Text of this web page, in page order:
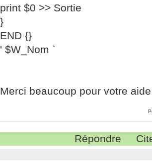
print $0 >> Sortie
}
END {}
' $W_Nom `
Merci beaucoup pour votre
Répondre